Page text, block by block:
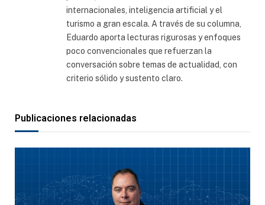
internacionales, inteligencia artificial y el
turismo a gran escala. A través de su columna,
Eduardo aporta lecturas rigurosas y enfoques
poco convencionales que refuerzan la
conversación sobre temas de actualidad, con
criterio sólido y sustento claro.
Publicaciones relacionadas